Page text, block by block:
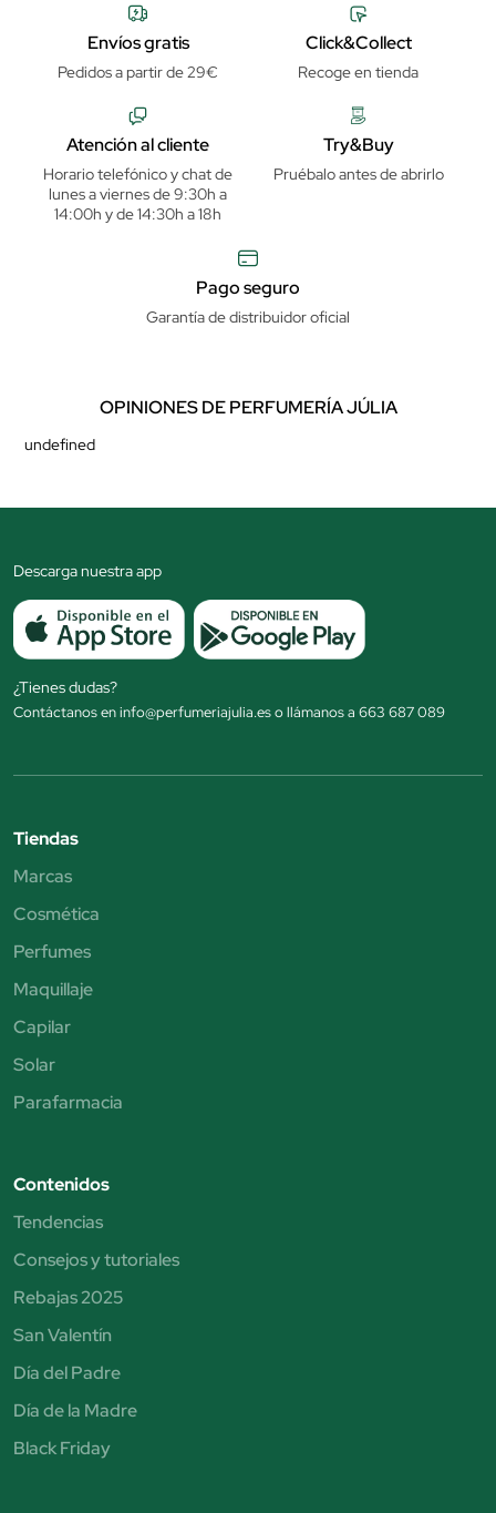
Envíos gratis
Pedidos a partir de 29€
Click&Collect
Recoge en tienda
Atención al cliente
Horario telefónico y chat de
lunes a viernes de 9:30h a
14:00h y de 14:30h a 18h
Try&Buy
Pruébalo antes de abrirlo
Pago seguro
Garantía de distribuidor oficial
OPINIONES DE PERFUMERÍA JÚLIA
undefined
Descarga nuestra app
¿Tienes dudas?
Contáctanos en info@perfumeriajulia.es o llámanos a 663 687 089
Tiendas
Marcas
Cosmética
Perfumes
Maquillaje
Capilar
Solar
Parafarmacia
Contenidos
Tendencias
Consejos y tutoriales
Rebajas 2025
San Valentín
Día del Padre
Día de la Madre
Black Friday